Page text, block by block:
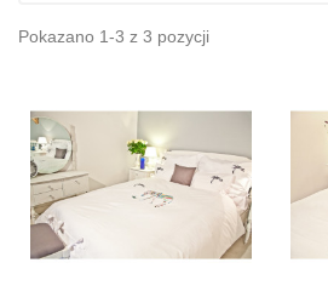
Pokazano 1-3 z 3 pozycji